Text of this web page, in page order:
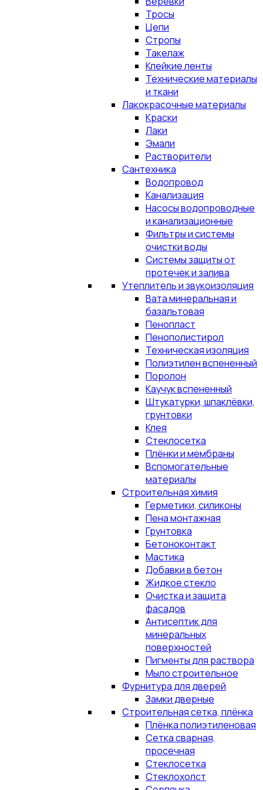
Тросы
Цепи
Стропы
Такелаж
Клейкие ленты
Технические материалы
и ткани
Лакокрасочные материалы
Краски
Лаки
Эмали
Растворители
Сантехника
Водопровод
Канализация
Насосы водопроводные
и канализационные
Фильтры и системы
очистки воды
Системы защиты от
протечек и залива
Утеплитель и звукоизоляция
Вата минеральная и
базальтовая
Пенопласт
Пенополистирол
Техническая изоляция
Полиэтилен вспененный
Поролон
Каучук вспененный
Штукатурки, шпаклёвки,
грунтовки
Клея
Стеклосетка
Плёнки и мембраны
Вспомогательные
материалы
Строительная химия
Герметики, силиконы
Пена монтажная
Грунтовка
Бетоноконтакт
Мастика
Добавки в бетон
Жидкое стекло
Очистка и защита
фасадов
Антисептик для
минеральных
поверхностей
Пигменты для раствора
Мыло строительное
Фурнитура для дверей
Замки дверные
Строительная сетка, плёнка
Плёнка полиэтиленовая
Сетка сварная,
просечная
Стеклосетка
Стеклохолст